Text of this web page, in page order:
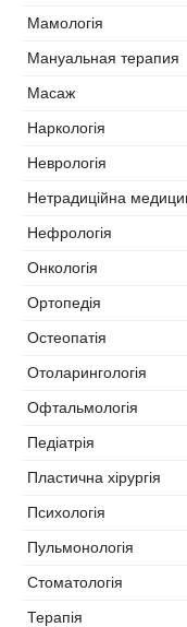
Мамологія
Мануальная терапия
Масаж
Наркологія
Неврологія
Нетрадиційна
Нефрологія
Онкологія
Ортопедія
Остеопатія
Отоларингологія
Офтальмологія
Педіатрія
Пластична хірургія
Психологія
Пульмонологія
Стоматологія
Терапія